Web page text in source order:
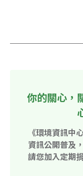
你的關心，
《環境資訊中
資訊公開普及
請您加入定期